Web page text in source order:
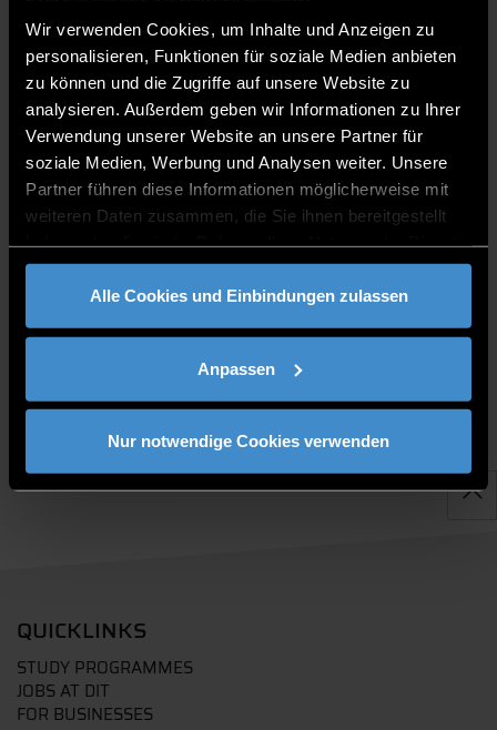
Wir verwenden Cookies, um Inhalte und Anzeigen zu
personalisieren, Funktionen für soziale Medien anbieten
zu können und die Zugriffe auf unsere Website zu
analysieren. Außerdem geben wir Informationen zu Ihrer
Verwendung unserer Website an unsere Partner für
soziale Medien, Werbung und Analysen weiter. Unsere
Partner führen diese Informationen möglicherweise mit
weiteren Daten zusammen, die Sie ihnen bereitgestellt
gesammelt haben.
Alle Cookies und Einbindungen zulassen
Anpassen
Nur notwendige Cookies verwenden
Academic Staff
TCF
08551/91764-31
PUBLICATIONS
QUICKLINKS
STUDY PROGRAMMES
JOBS AT DIT
FOR BUSINESSES